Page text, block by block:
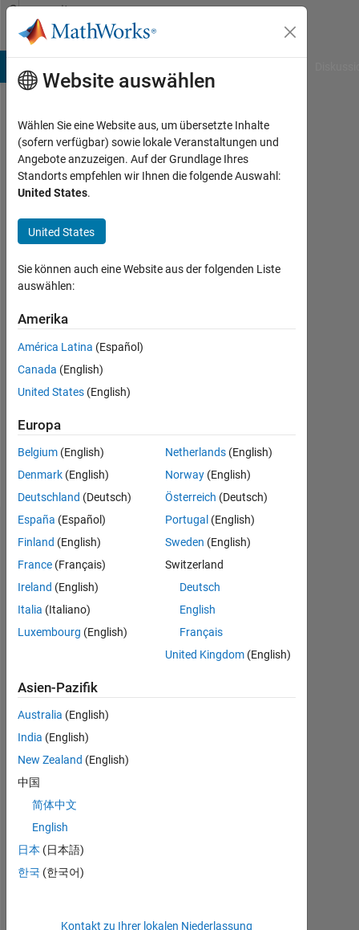
Weiter zum Inhalt
Community
Profile
Thukiller
Last
seen:
mehr
als 4
Jahre
|
Aktiv
2020
Followers:
0
Statistik
BEITRÄGE 10
-10
-5
5
10
15
20
25
30
35
40
45
55
80 70
-20
RANG
2.427
Website auswählen
Wählen Sie eine Website aus, um übersetzte Inhalte
(sofern verfügbar) sowie lokale Veranstaltungen und
Angebote anzuzeigen. Auf der Grundlage Ihres
Standorts empfehlen wir Ihnen die folgende Auswahl:
United States.
United States
Sie können auch eine Website aus der folgenden Liste
auswählen:
Amerika
América Latina (Español)
Canada (English)
United States (English)
Europa
Belgium (English)
Denmark (English)
Deutschland (Deutsch)
España (Español)
Finland (English)
France (Français)
Ireland (English)
Italia (Italiano)
Luxembourg (English)
Netherlands (English)
Norway (English)
Österreich (Deutsch)
Portugal (English)
Sweden (English)
Switzerland
Deutsch
English
Français
United Kingdom (English)
Asien-Pazifik
Australia (English)
India (English)
New Zealand (English)
中国
简体中文
English
日本 (日本語)
한국 (한국어)
Kontakt zu Ihrer lokalen Niederlassung